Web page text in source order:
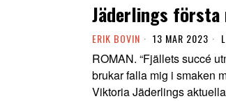
Jäderlings första
ERIK BOVIN 13 MAR 2023
ROMAN. “Fjällets succé
brukar falla mig i smaken
Viktoria Jäderlings